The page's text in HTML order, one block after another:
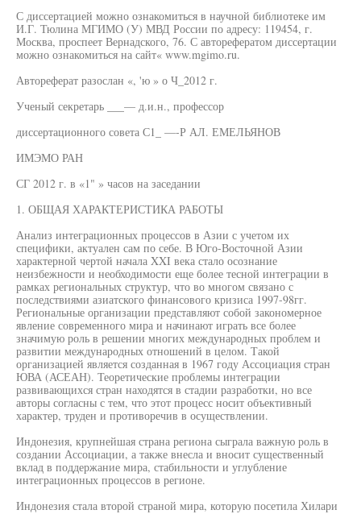
С диссертацией можно ознакомиться в научной библиотеке им
И.Г. Тюлина МГИМО (У) МВД России по адресу: 119454, г.
Москва, проспеет Вернадского, 76. С авторефератом диссертации
можно ознакомиться на сайт« www.mgimo.ru.
Автореферат разослан «, 'ю » о Ч_2012 г.
Ученый секретарь ___— д.и.н., профессор
диссертационного совета С1_ —-Р АЛ. ЕМЕЛЬЯНОВ
ИМЭМО РАН
СГ 2012 г. в «1" » часов на заседании
1. ОБЩАЯ ХАРАКТЕРИСТИКА РАБОТЫ
Анализ интеграционных процессов в Азии с учетом их
специфики, актуален сам по себе. В Юго-Восточной Азии
характерной чертой начала XXI века стало осознание
неизбежности и необходимости еще более тесной интеграции в
рамках региональных структур, что во многом связано с
последствиями азиатского финансового кризиса 1997-98гг.
Региональные организации представляют собой закономерное
явление современного мира и начинают играть все более
значимую роль в решении многих международных проблем и
развитии международных отношений в целом. Такой
организацией является созданная в 1967 году Ассоциация стран
ЮВА (АСЕАН). Теоретические проблемы интеграции
развивающихся стран находятся в стадии разработки, но все
авторы согласны с тем, что этот процесс носит объективный
характер, труден и противоречив в осуществлении.
Индонезия, крупнейшая страна региона сыграла важную роль в
создании Ассоциации, а также внесла и вносит существенный
вклад в поддержание мира, стабильности и углубление
интеграционных процессов в регионе.
Индонезия стала второй страной мира, которую посетила Хилари